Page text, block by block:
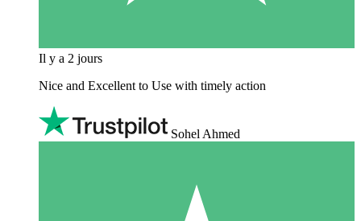
Il y a 2 jours
Nice and Excellent to Use with timely action
Sohel Ahmed